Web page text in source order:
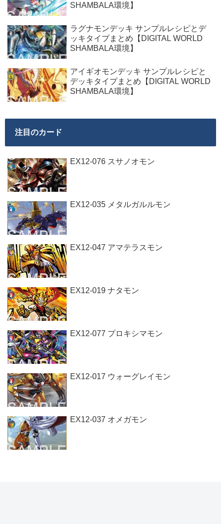
SHAMBALA環境】
ラグナモンデッキ サンプルレシピとデ
ッキタイプまとめ【DIGITAL WORLD
SHAMBALA環境】
アイギオモンデッキ サンプルレシピと
デッキタイプまとめ【DIGITAL WORLD
SHAMBALA環境】
注目のカード
EX12-076 スサノオモン
EX12-035 メタルガルルモン
EX12-047 アマテラスモン
EX12-019 ナタモン
EX12-077 プロキシマモン
EX12-017 ウォーグレイモン
EX12-037 オメガモン